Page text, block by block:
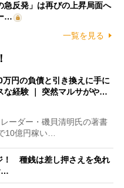
急反発」は再びの上昇局面へ
…
一覧を見る
万円の負債と引き換えに手に
な経験 ｜ 突然マルサがや…
ーダー・磯貝清明氏の著書
10億円稼い…
！ 種銭は差し押さえを免れ
…